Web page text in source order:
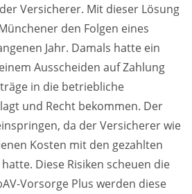
Versicherer. Mit dieser Lösung
den Folgen eines
Jahr. Damals hatte ein
Ausscheiden auf Zahlung
in die betriebliche
und Recht bekommen. Der
da der Versicherer wie
Kosten mit den gezahlten
Diese Risiken scheuen die
Vorsorge Plus werden diese